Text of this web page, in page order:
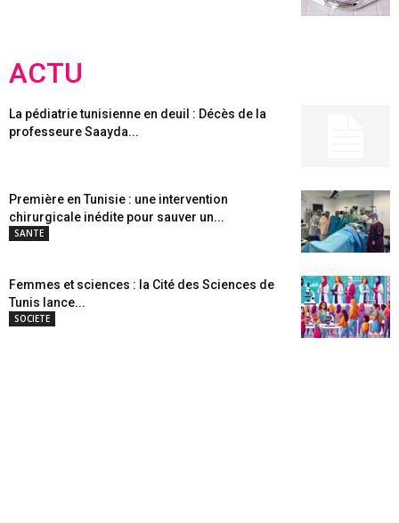
ACTU
La pédiatrie tunisienne en deuil : Décès de la
professeure Saayda...
Première en Tunisie : une intervention
chirurgicale inédite pour sauver un...
SANTE
Femmes et sciences : la Cité des Sciences de
Tunis lance...
SOCIETE